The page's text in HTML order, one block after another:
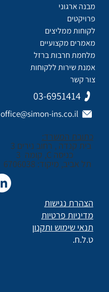
כתובת המשרד:
בית קנדה , רחוב נירים 3
כניסה C, קומה 3
תל אביב, מיקוד: 6706038
03-6951414
office@simon-ins.co.il
הצהרת נגישות
תנאי שימוש ותקנון
מדיניות פרטיות
ט.ל.ח.
מבנה ארגוני
פרויקטים
לקוחות ממליצים
מאמרים מקצועיים
מלחמת חרבות ברזל
אמנת שירות ללקוחות
צור קשר